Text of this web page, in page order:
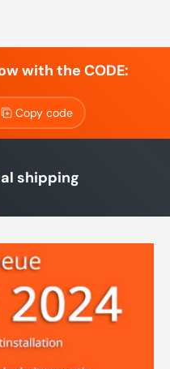
with the CODE:
Copy code
shipping